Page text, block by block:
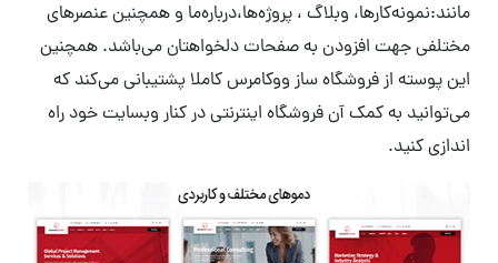
مانند:نمونه‌کارها، وبلاگ ، پروژه‌ها،درباره‌ما و همچنین عنصرهای
‌مختلفی جهت افزودن به صفحات دلخواهتان می‌باشد. همچنین
این پوسته از فروشگاه ساز ووکامرس کاملا پشتیبانی می‌کند که
می‌توانید به کمک آن فروشگاه اینترنتی در کنار وبسایت خود راه
اندازی کنید.